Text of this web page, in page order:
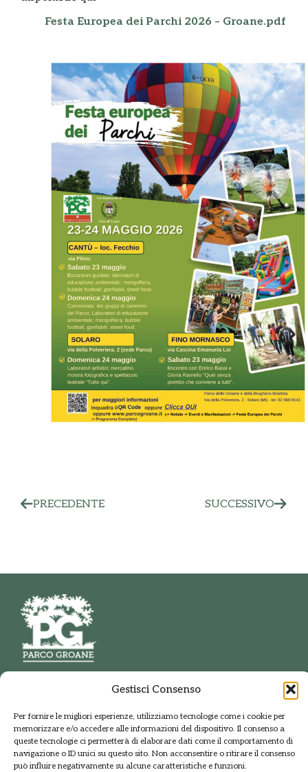
Gestisci Consenso
Per fornire le migliori esperienze, utilizziamo tecnologie come i cookie per
memorizzare e/o accedere alle informazioni del dispositivo. Il consenso a
queste tecnologie ci permetterà di elaborare dati come il comportamento di
navigazione o ID unici su questo sito. Non acconsentire o ritirare il consenso
può influire negativamente su alcune caratteristiche e funzioni.
Festa Europea dei Parchi 2026 – Groane.pdf
PRECEDENTE SUCCESSIVO
E DELLA BRUGHIERA BRIANTEA
20033 Solaro Milano
Tel.: +39 02 9698141
PEC: protocolloparcogroane@promopec.it